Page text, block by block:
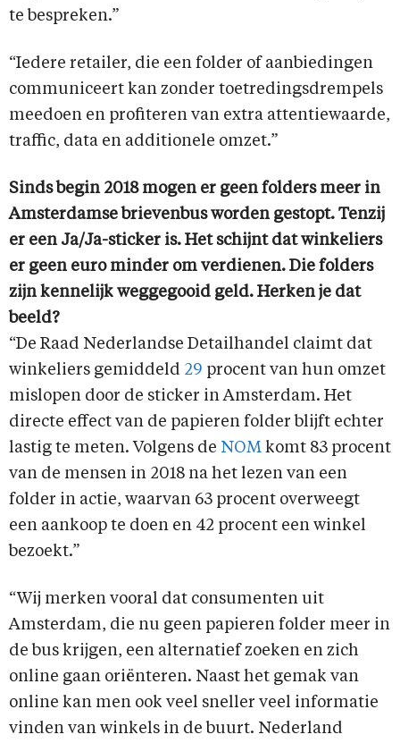
te bespreken.”
“Iedere retailer, die een folder of aanbiedingen
communiceert kan zonder toetredingsdrempels
meedoen en profiteren van extra attentiewaarde,
traffic, data en additionele omzet.”
Sinds begin 2018 mogen er geen folders meer in
Amsterdamse brievenbus worden gestopt. Tenzij
er een Ja/Ja-sticker is. Het schijnt dat winkeliers
er geen euro minder om verdienen. Die folders
zijn kennelijk weggegooid geld. Herken je dat
beeld?
“De Raad Nederlandse Detailhandel claimt dat
winkeliers gemiddeld 29 procent van hun omzet
mislopen door de sticker in Amsterdam. Het
directe effect van de papieren folder blijft echter
lastig te meten. Volgens de NOM komt 83 procent
van de mensen in 2018 na het lezen van een
folder in actie, waarvan 63 procent overweegt
een aankoop te doen en 42 procent een winkel
bezoekt.”
“Wij merken vooral dat consumenten uit
Amsterdam, die nu geen papieren folder meer in
de bus krijgen, een alternatief zoeken en zich
online gaan oriënteren. Naast het gemak van
online kan men ook veel sneller veel informatie
vinden van winkels in de buurt. Nederland